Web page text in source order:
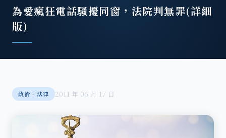
為愛瘋狂電話騷擾同窗，法院判無罪(詳細
版)
政治‧法律 2011 年 06 月 17 日